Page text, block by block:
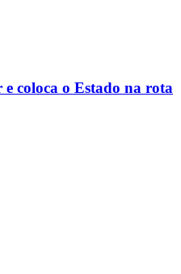
coloca o Estado na rota